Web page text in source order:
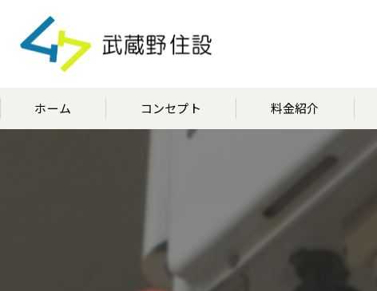
ホーム コンセプト 料金紹介